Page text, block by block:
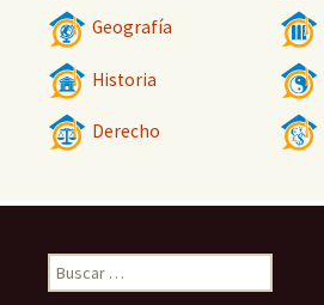
Geografía
Historia
Derecho
Buscar: